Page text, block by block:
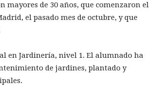
mayores de 30 años, que comenzaron el
el pasado mes de octubre, y que
en Jardinería, nivel 1. El alumnado ha
de jardines, plantado y